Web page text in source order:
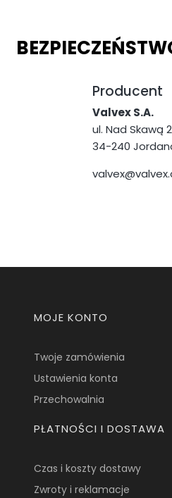
Producent
Valvex S.A.
ul. Nad Skawą 2
34-240
Linki w stopce
MOJE KONTO
Twoje zamówienia
Ustawienia konta
Przechowalnia
PŁATNOŚCI I DOSTAWA
Czas i koszty dostawy
Zwroty i reklamacje